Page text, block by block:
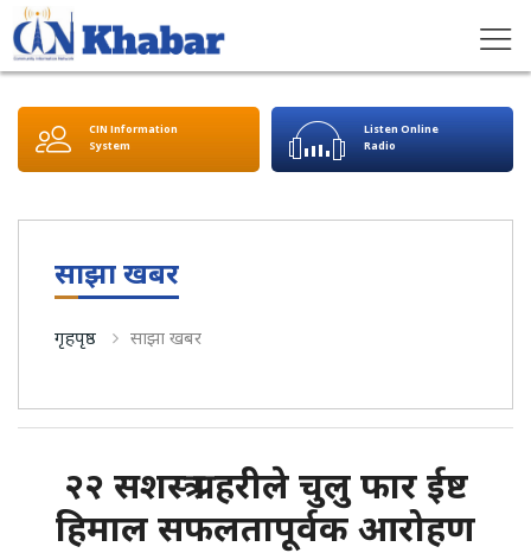
CIN Information
System
Listen Online
Radio
साझा खबर
गृहपृष्ठ साझा खबर
२२ सशस्त्र प्रहरीले चुलु फार ईष्ट
हिमाल सफलतापूर्वक आरोहण